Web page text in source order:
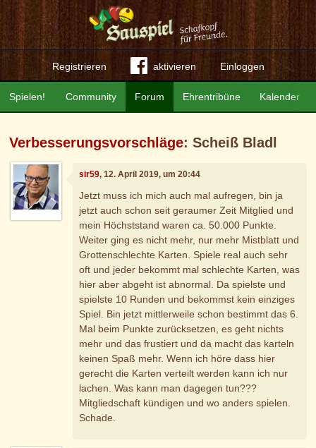
Registrieren aktivieren Einloggen
Community Forum Ehrentribüne Kalender
Spielen!
Verbesserungsvorschläge: Scheiß Bladl
sir59, 12. April 2019, um 20:44
Jetzt muss ich mich auch mal aufregen, bin ja
jetzt auch schon seit geraumer Zeit Mitglied und
mein Höchststand waren ca. 50.000 Punkte.
Weiter ging es nicht mehr, nur mehr Mistblatt und
Grottenschlechte Karten. Spiele real auch sehr
oft und jeder bekommt mal schlechte Karten, was
hier aber abgeht ist abnormal. Da spielste und
spielste 10 Runden und bekommst kein einziges
Spiel. Bin jetzt mittlerweile schon bestimmt das 6.
Mal beim Punkte zurücksetzen, es geht nichts
mehr und das frustiert und da macht das karteln
keinen Spaß mehr. Wenn ich höre dass hier
gerecht die Karten verteilt werden kann ich nur
lachen. Was kann man dagegen tun???
Mitgliedschaft kündigen und wo anders spielen.
Schade.